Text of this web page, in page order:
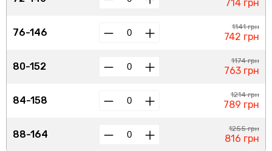
76-146
80-152
84-158
88-164
714 грн
1141 грн
742 грн
1174 грн
763 грн
1214 грн
789 грн
1255 грн
816 грн